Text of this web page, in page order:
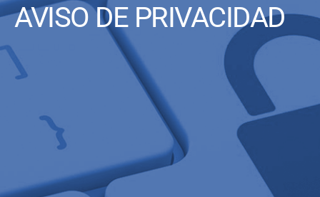
AVISO DE PRIVACIDAD